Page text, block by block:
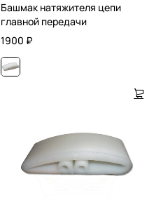
Башмак натяжителя цепи
главной передачи
1900 ₽